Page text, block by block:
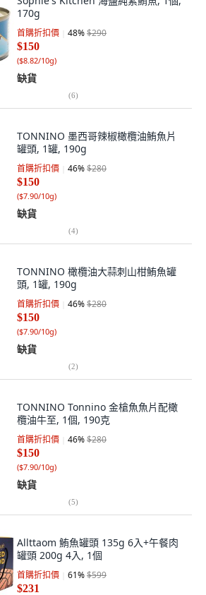
170g
首購折扣價 48%$290
$150
($8.82/10g)
缺貨
(6)
TONNINO 墨西哥辣椒橄欖油鮪魚片
罐頭, 1罐, 190g
首購折扣價 46%$280
$150
($7.90/10g)
缺貨
(4)
TONNINO 橄欖油大蒜刺山柑鮪魚罐
頭, 1罐, 190g
首購折扣價 46%$280
$150
($7.90/10g)
缺貨
(2)
TONNINO Tonnino 金槍魚魚片配橄
欖油牛至, 1個, 190克
首購折扣價 46%$280
$150
($7.90/10g)
缺貨
(5)
Allttaom 鮪魚罐頭 135g 6入+午餐肉
罐頭 200g 4入, 1個
首購折扣價 61%$599
$231